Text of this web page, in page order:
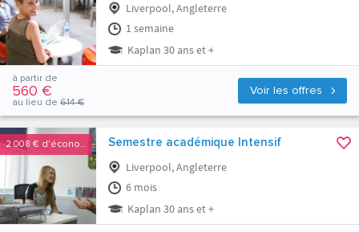
Liverpool, Angleterre
1 semaine
Kaplan 30 ans et +
Voir les offres
à partir de
560 €
au lieu de 614 €
2 008 € d'économies Semestre académique Intensif
Liverpool, Angleterre
6 mois
Kaplan 30 ans et +